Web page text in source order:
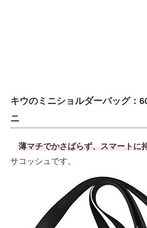
キウのミニショルダーバッグ：
ニ
薄マチでかさばらず、スマートに
サコッシュです。